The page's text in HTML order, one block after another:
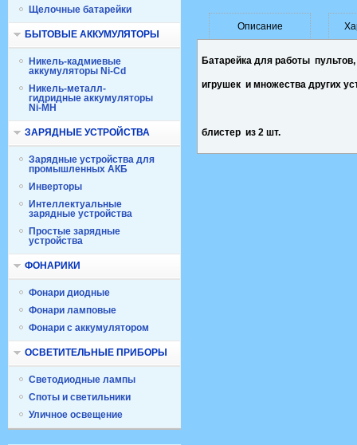
Щелочные батарейки
БЫТОВЫЕ АККУМУЛЯТОРЫ
Никель-кадмиевые
аккумуляторы Ni-Cd
Никель-металл-
гидридные аккумуляторы
Ni-MH
ЗАРЯДНЫЕ УСТРОЙСТВА
Зарядные устройства для
промышленных АКБ
Инверторы
Интеллектуальные
зарядные устройства
Простые зарядные
устройства
ФОНАРИКИ
Фонари диодные
Фонари ламповые
Фонари с аккумулятором
ОСВЕТИТЕЛЬНЫЕ ПРИБОРЫ
Светодиодные лампы
Споты и светильники
Уличное освещение
Описание
Батарейка для работы
игрушек и множества других
блистер из 2 шт.